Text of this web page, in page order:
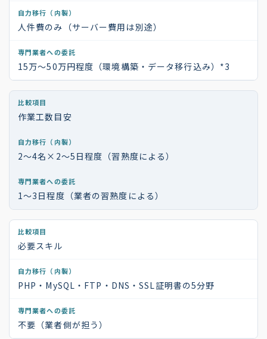
人件費のみ（サーバー費用は別途）
15万〜50万円程度（環境構築・データ移行込み） *3
作業工数目安
2〜4名×2〜5日程度（習熟度による）
1〜3日程度（業者の習熟度による）
必要スキル
PHP・MySQL・FTP・DNS・SSL証明書の5分野
不要（業者側が担う）